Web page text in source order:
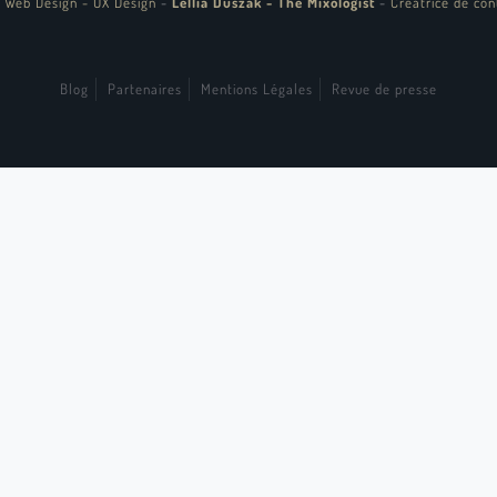
Blog Partenaires Mentions Légales Revue de presse